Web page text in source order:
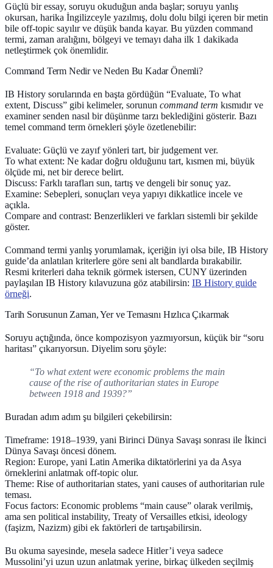
Güçlü bir essay, soruyu okuduğun anda başlar; soruyu yanlış
okursan, harika İngilizceyle yazılmış, dolu dolu bilgi içeren bir metin
bile off‑topic sayılır ve düşük banda kayar. Bu yüzden command
termi, zaman aralığını, bölgeyi ve temayı daha ilk 1 dakikada
netleştirmek çok önemlidir.
Command Term Nedir ve Neden Bu Kadar Önemli?
IB History sorularında en başta gördüğün “Evaluate, To what
extent, Discuss” gibi kelimeler, sorunun command term kısmıdır ve
examiner senden nasıl bir düşünme tarzı beklediğini gösterir. Bazı
temel command term örnekleri şöyle özetlenebilir:
Evaluate: Güçlü ve zayıf yönleri tart, bir judgement ver.
To what extent: Ne kadar doğru olduğunu tart, kısmen mi, büyük
ölçüde mi, net bir derece belirt.
Discuss: Farklı tarafları sun, tartış ve dengeli bir sonuç yaz.
Examine: Sebepleri, sonuçları veya yapıyı dikkatlice incele ve
açıkla.
Compare and contrast: Benzerlikleri ve farkları sistemli bir şekilde
göster.
Command termi yanlış yorumlamak, içeriğin iyi olsa bile, IB History
guide’da anlatılan kriterlere göre seni alt bandlarda bırakabilir.
Resmi kriterleri daha teknik görmek istersen, CUNY üzerinden
paylaşılan IB History kılavuzuna göz atabilirsin: IB History guide
örneği.
Tarih Sorusunun Zaman, Yer ve Temasını Hızlıca Çıkarmak
Soruyu açtığında, önce kompozisyon yazmıyorsun, küçük bir “soru
haritası” çıkarıyorsun. Diyelim soru şöyle:
“To what extent were economic problems the main
cause of the rise of authoritarian states in Europe
between 1918 and 1939?”
Buradan adım adım şu bilgileri çekebilirsin:
Timeframe: 1918–1939, yani Birinci Dünya Savaşı sonrası ile İkinci
Dünya Savaşı öncesi dönem.
Region: Europe, yani Latin Amerika diktatörlerini ya da Asya
örneklerini anlatmak off‑topic olur.
Theme: Rise of authoritarian states, yani causes of authoritarian rule
teması.
Focus factors: Economic problems “main cause” olarak verilmiş,
ama sen political instability, Treaty of Versailles etkisi, ideology
(faşizm, Nazizm) gibi ek faktörleri de tartışabilirsin.
Bu okuma sayesinde, mesela sadece Hitler’i veya sadece
Mussolini’yi uzun uzun anlatmak yerine, birkaç ülkeden seçilmiş